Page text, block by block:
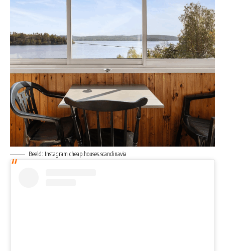
Beeld: Instagram cheap.houses.scandinavia